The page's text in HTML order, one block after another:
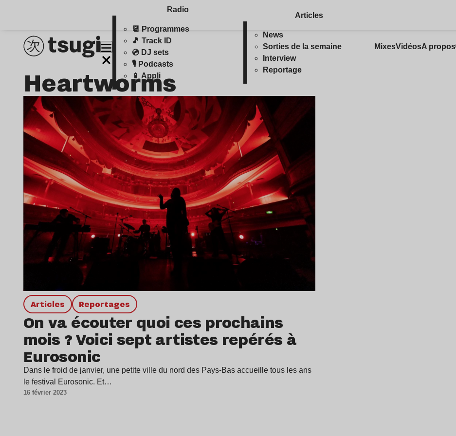
Radio
📆 Programmes
🎵 Track ID
💿 DJ sets
🎙️ Podcasts
📱 Appli
Articles
News
Sorties de la semaine
Interview
Reportage
MixesVidéosA propos
Heartworms
Articles Reportages
On va écouter quoi ces prochains
mois ? Voici sept artistes repérés à
Eurosonic
Dans le froid de janvier, une petite ville du nord des Pays-Bas accueille tous les ans
le festival Eurosonic. Et…
16 février 2023